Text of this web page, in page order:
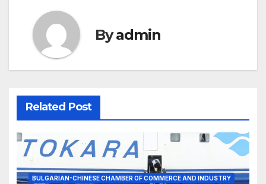
Byadmin
Related Post
BULGARIAN-CHINESE CHAMBER OF COMMERCE AND INDUSTRY